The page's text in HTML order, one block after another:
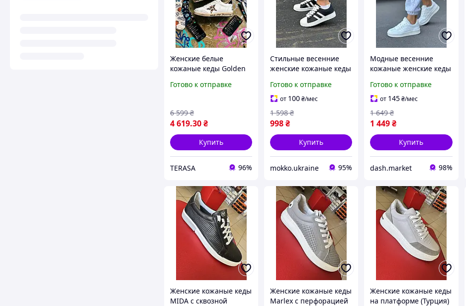
Женские белые
кожаные кеды Golden
винтажным эффектом)
Готово к отправке
4 619.30₴
6 599 ₴
Купить
TERASA 96%
Стильные весенние
женские кожаные кеды
подошве модные
мягкие кроссовки на
Готово к отправке
от 100₴/мес
998₴
1 598 ₴
Купить
mokko.ukraine 95%
Модные весенние
кожаные женские кеды
подошве трендовые
беговые кроссовки на
Готово к отправке
от 145₴/мес
1 449₴
1 649 ₴
Купить
dash.market 98%
Женские кожаные кеды
MIDA с сквозной
Женские кожаные кеды
Marlex с перфорацией
Женские кожаные кеды
на платформе (Турция)